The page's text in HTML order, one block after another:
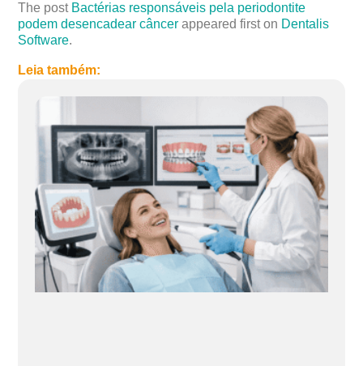
The post Bactérias responsáveis pela periodontite
podem desencadear câncer appeared first on Dentalis
Software.
Leia também: